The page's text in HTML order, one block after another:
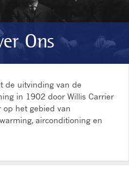
Ons
de uitvinding van de
in 1902 door Willis Carrier
het gebied van
airconditioning en